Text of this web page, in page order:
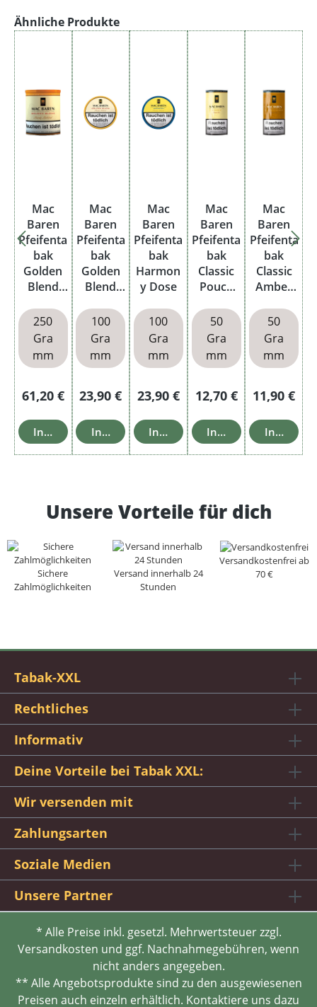
Produktgalerie überspringen
Ähnliche Produkte
Mac
Baren
Pfeifenta
bak
Golden
Blend
250
Gra
mm
Regulärer Preis:
61,20 €
In den Warenkorb
Mac
Baren
Pfeifenta
bak
Golden
Blend
100
Gra
mm
Regulärer Preis:
23,90 €
In den Warenkorb
Mac
Baren
Pfeifenta
bak
Harmon
y Dose
100
Gra
mm
Regulärer Preis:
23,90 €
In den Warenkorb
Mac
Baren
Pfeifenta
bak
Classic
Pouch
Cut
50
Gra
mm
Regulärer Preis:
12,70 €
In den Warenkorb
Mac
Baren
Pfeifenta
bak
Classic
Amber
50
Gra
mm
Regulärer
11,90 €
In den
Unsere Vorteile für dich
Sichere
Zahlmöglichkeiten
Versand innerhalb 24
Stunden
Versandkostenfrei ab
70 €
Tabak-XXL
Rechtliches
Informativ
Deine Vorteile bei Tabak XXL:
Wir versenden mit
Zahlungsarten
Soziale Medien
Unsere Partner
* Alle Preise inkl. gesetzl. Mehrwertsteuer zzgl.
Versandkosten und ggf. Nachnahmegebühren, wenn
nicht anders angegeben.
** Alle Angebotsprodukte sind zu den ausgewiesenen
Preisen auch einzeln erhältlich. Kontaktiere uns dazu